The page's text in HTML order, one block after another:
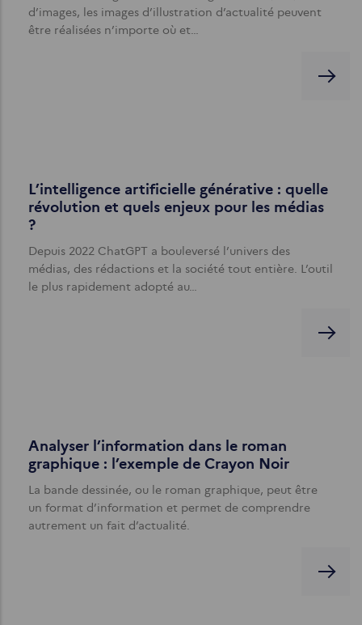
d’images, les images d’illustration d’actualité peuvent
être réalisées n’importe où et…
L’intelligence artificielle générative : quelle
révolution et quels enjeux pour les médias
?
Depuis 2022 ChatGPT a bouleversé l’univers des
médias, des rédactions et la société tout entière. L’outil
le plus rapidement adopté au…
Analyser l’information dans le roman
graphique : l’exemple de Crayon Noir
La bande dessinée, ou le roman graphique, peut être
un format d’information et permet de comprendre
autrement un fait d’actualité.